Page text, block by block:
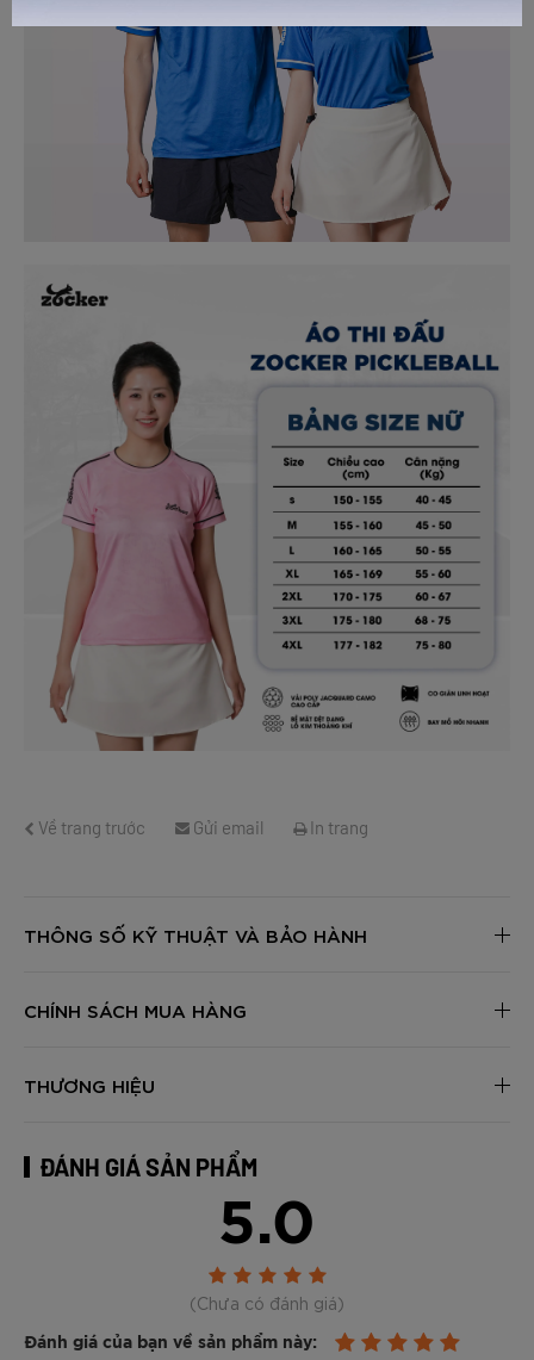
Về trang trước Gửi email In trang
THÔNG SỐ KỸ THUẬT VÀ BẢO HÀNH
CHÍNH SÁCH MUA HÀNG
THƯƠNG HIỆU
ĐÁNH GIÁ SẢN PHẨM
5.0
(Chưa có đánh giá)
Đánh giá của bạn về sản phẩm này:
GỬI TƯ VẤN HỦY